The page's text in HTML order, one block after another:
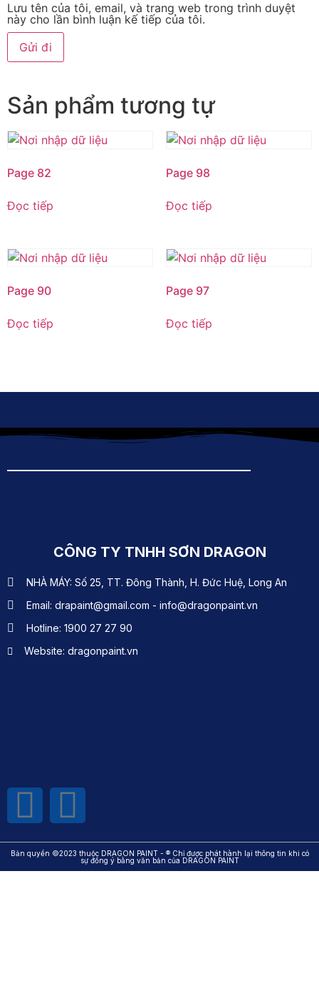
Lưu tên của tôi, email, và trang web trong trình duyệt
này cho lần bình luận kế tiếp của tôi.
Sản phẩm tương tự
Page 82
Đọc tiếp
Page 98
Đọc tiếp
Page 90
Đọc tiếp
Page 97
Đọc tiếp
CÔNG TY TNHH SƠN DRAGON
NHÀ MÁY: Số 25, TT. Đông Thành, H. Đức Huệ, Long An
Email: drapaint@gmail.com - info@dragonpaint.vn
Hotline: 1900 27 27 90
Website: dragonpaint.vn
Bản quyền ©2023 thuộc DRAGON PAINT - ® Chỉ được phát hành lại thông tin khi có
sự đồng ý bằng văn bản của DRAGON PAINT